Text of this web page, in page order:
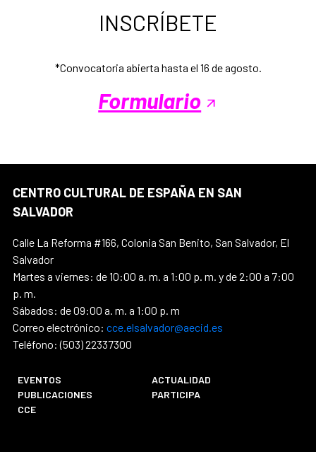
INSCRÍBETE
*Convocatoria abierta hasta el 16 de agosto.
Formulario
CENTRO CULTURAL DE ESPAÑA EN SAN
SALVADOR
Calle La Reforma #166, Colonia San Benito, San Salvador, El
Salvador
Martes a viernes: de 10:00 a. m. a 1:00 p. m. y de 2:00 a 7:00
p. m.
Sábados: de 09:00 a. m. a 1:00 p. m
Correo electrónico: cce.elsalvador@aecid.es
Teléfono: (503) 22337300
EVENTOS
ACTUALIDAD
PUBLICACIONES
PARTICIPA
CCE